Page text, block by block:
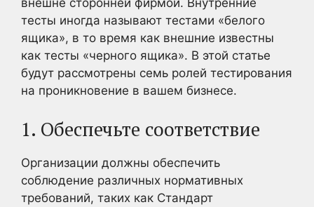
внешне сторонней фирмой. Внутренние
тесты иногда называют тестами «белого
ящика», в то время как внешние известны
как тесты «черного ящика». В этой статье
будут рассмотрены семь ролей тестирования
на проникновение в вашем бизнесе.
1. Обеспечьте соответствие
Организации должны обеспечить
соблюдение различных нормативных
требований, таких как Стандарт